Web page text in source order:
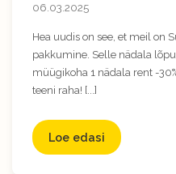
06.03.2025
Hea uudis on see, et meil on
pakkumine. Selle nädala
müügikoha 1 nädala rent -
teeni raha! [...]
Loe edasi